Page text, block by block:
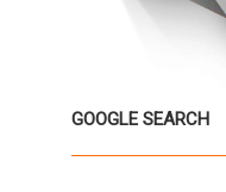
GOOGLE SEARCH